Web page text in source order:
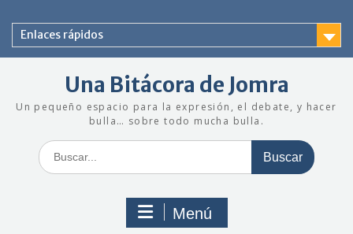
contenido
Enlaces rápidos
Una Bitácora de Jomra
Un pequeño espacio para la expresión, el debate, y hacer
bulla… sobre todo mucha bulla.
Buscar:
Menú